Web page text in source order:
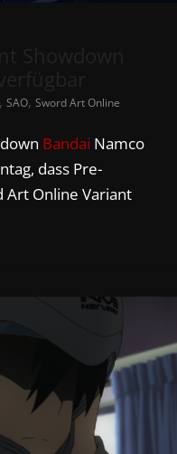
, SAO, Sword Art Online
Bandai Namco
dass Pre-
Art Online Variant